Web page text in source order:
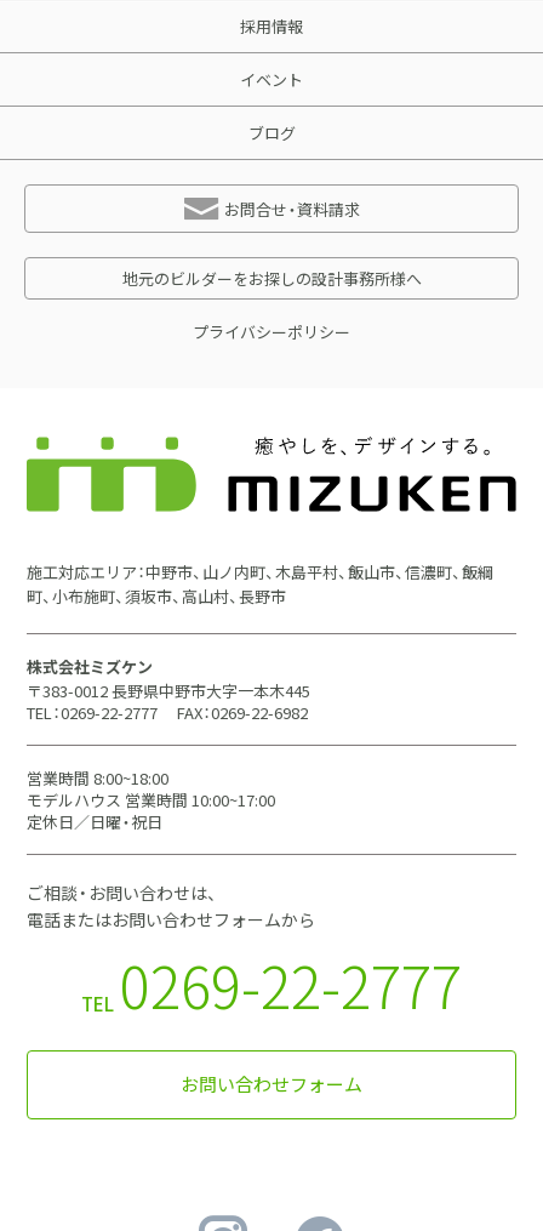
採用情報
イベント
ブログ
お問合せ・資料請求
地元のビルダーをお探しの設計事務所様へ
プライバシーポリシー
施工対応エリア：中野市、山ノ内町、木島平村、飯山市、信濃町、飯綱
町、小布施町、須坂市、高山村、長野市
株式会社ミズケン
〒383-0012 長野県中野市大字一本木445
TEL：0269-22-2777
FAX：0269-22-6982
営業時間 8:00~18:00
モデルハウス 営業時間 10:00~17:00
定休日／日曜・祝日
ご相談・お問い合わせは、
電話またはお問い合わせフォームから
TEL 0269-22-2777
お問い合わせフォーム